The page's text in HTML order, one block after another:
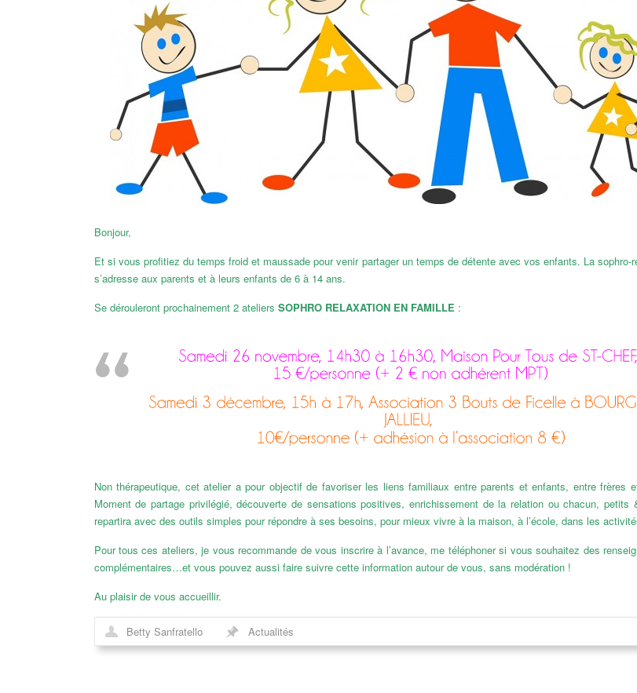
Bonjour,
Et si vous profitiez du temps froid et maussade pour venir partager un temps de détente avec vos enfants. La sophro-
s’adresse aux parents et à leurs enfants de 6 à 14 ans.
Se dérouleront prochainement 2 ateliers SOPHRO RELAXATION EN FAMILLE :
Non thérapeutique, cet atelier a pour objectif de favoriser les liens familiaux entre parents et enfants, entre frères
Moment de partage privilégié, découverte de sensations positives, enrichissement de la relation ou chacun, petits
repartira avec des outils simples pour répondre à ses besoins, pour mieux vivre à la maison, à l’école, dans les
Pour tous ces ateliers, je vous recommande de vous inscrire à l’avance, me téléphoner si vous souhaitez des
complémentaires…et vous pouvez aussi faire suivre cette information autour de vous, sans modération !
Au plaisir de vous accueillir.
Betty Sanfratello Actualités